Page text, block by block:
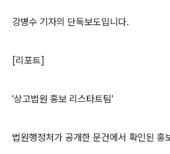
강병수 기자의 단독보도입니다.
[리포트]
'상고법원 홍보 리스타트팀'
법원행정처가 공개한 문건에서 확인된 홍